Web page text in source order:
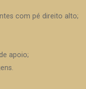
com pé direito alto;
apoio;